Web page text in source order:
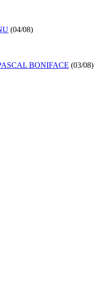
(04/08)
BONIFACE (03/08)